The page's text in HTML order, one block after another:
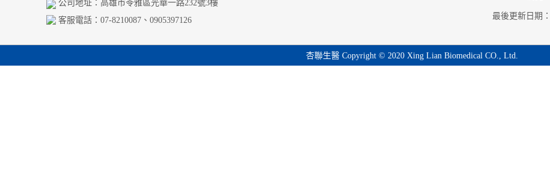
公司地址：高雄市苓雅區光華一路232號3樓
客服電話：07-8210087、0905397126
最後更新日期：
杏聯⽣醫 Copyright © 2020 Xing Lian Biomedical CO., Ltd.